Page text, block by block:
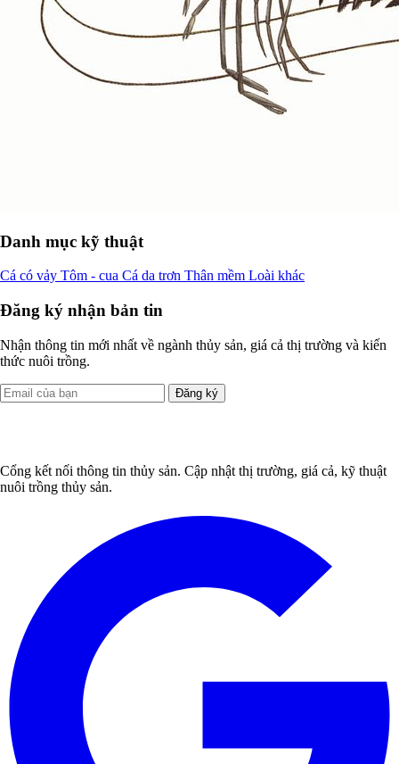
Danh mục kỹ thuật
Cá có vảy Tôm - cua Cá da trơn Thân mềm Loài khác
Đăng ký nhận bản tin
Nhận thông tin mới nhất về ngành thủy sản, giá cả thị trường và kiến
thức nuôi trồng.
Đăng ký
Cổng kết nối thông tin thủy sản. Cập nhật thị trường, giá cả, kỹ thuật
nuôi trồng thủy sản.